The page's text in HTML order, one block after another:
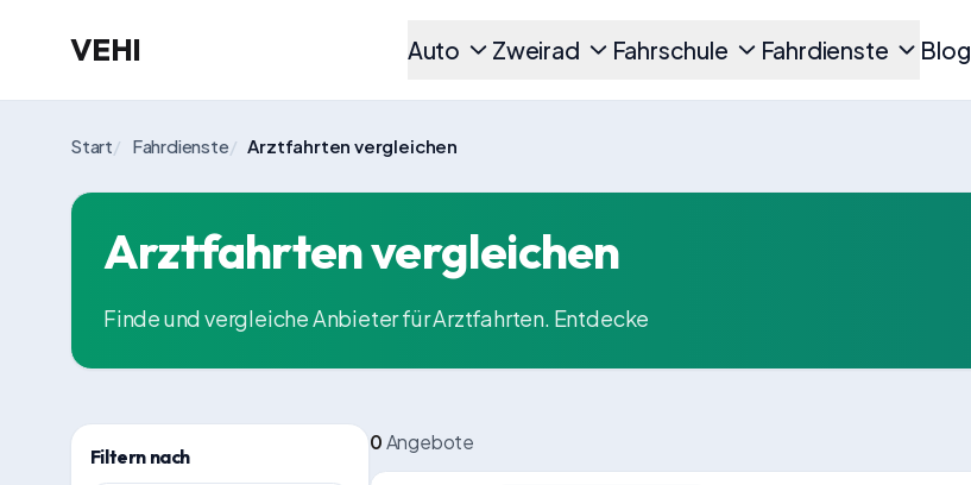
VEHI Auto Zweirad Fahrschule Fahrdienste Blog
Start/ Fahrdienste/ Arztfahrten vergleichen
Arztfahrten vergleichen
Finde und vergleiche Anbieter für Arztfahrten. Entdecke
Filtern nach
0 Angebote